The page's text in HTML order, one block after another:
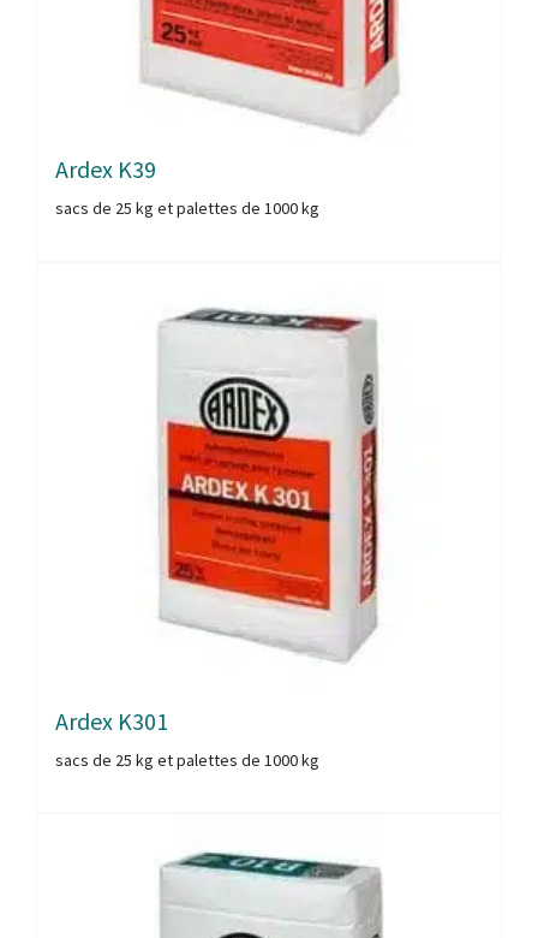
Ardex K39
sacs de 25 kg et palettes de 1000 kg
Ardex K301
sacs de 25 kg et palettes de 1000 kg